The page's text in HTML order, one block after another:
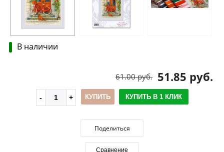
В наличии
51.85 руб.
61.00 руб.
КУПИТЬ КУПИТЬ В 1 КЛИК
Поделиться
Сравнение